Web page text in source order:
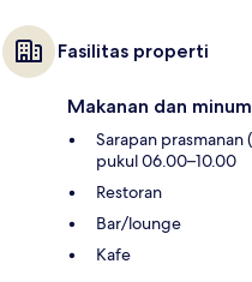
Fasilitas properti
Makanan dan
Sarapan
pukul 06.00–10.00
Restoran
Bar/lounge
Kafe